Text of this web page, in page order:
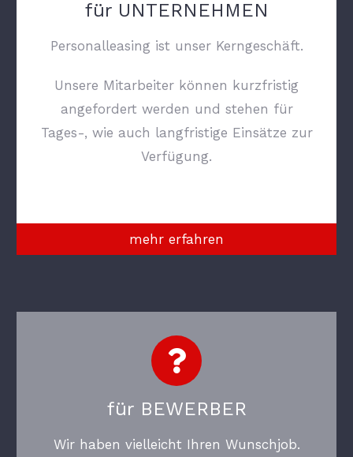
für UNTERNEHMEN
Personalleasing ist unser Kerngeschäft.
Unsere Mitarbeiter können kurzfristig
angefordert werden und stehen für
Tages-, wie auch langfristige Einsätze zur
Verfügung.
mehr erfahren
für BEWERBER
Wir haben vielleicht Ihren Wunschjob.